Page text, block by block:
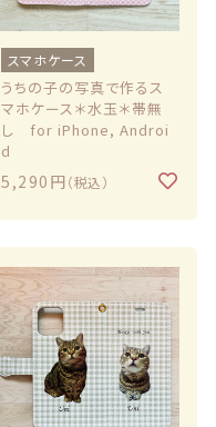
スマホケース
うちの子の写真で作るス
マホケース＊水玉＊帯無
し for iPhone, Androi
d
5,290円（税込）